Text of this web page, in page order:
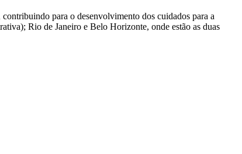
para o desenvolvimento dos cuidados para a
Rio de Janeiro e Belo Horizonte, onde estão as duas